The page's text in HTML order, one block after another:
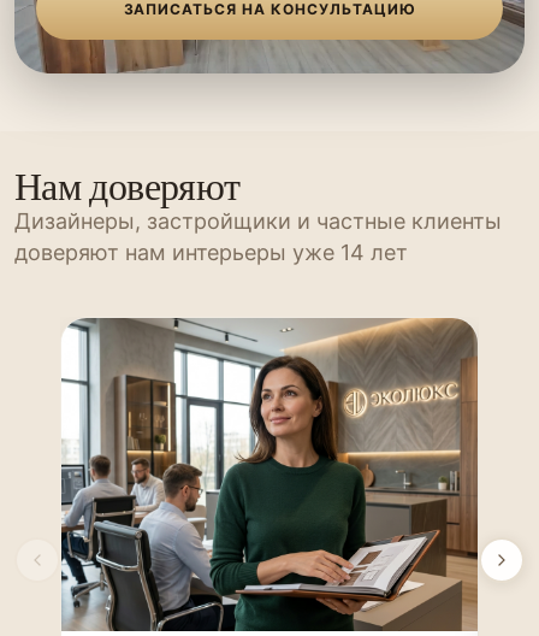
ЗАПИСАТЬСЯ НА КОНСУЛЬТАЦИЮ
Нам доверяют
Дизайнеры, застройщики и частные клиенты
доверяют нам интерьеры уже 14 лет